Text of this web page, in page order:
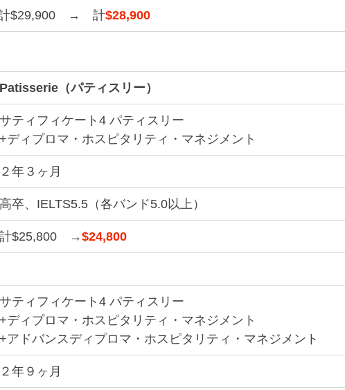
$29,900　→　計$28,900
Patisserie（パティスリー）
サティフィケート4 パティスリー
+ディプロマ・ホスピタリティ・マネジメント
２年３ヶ月
高卒、IELTS5.5（各バンド5.0以上）
計$25,800　→$24,800
サティフィケート4 パティスリー
+ディプロマ・ホスピタリティ・マネジメント
+アドバンス ディプロマ・ホスピタリティ・マネジメント
２年９ヶ月